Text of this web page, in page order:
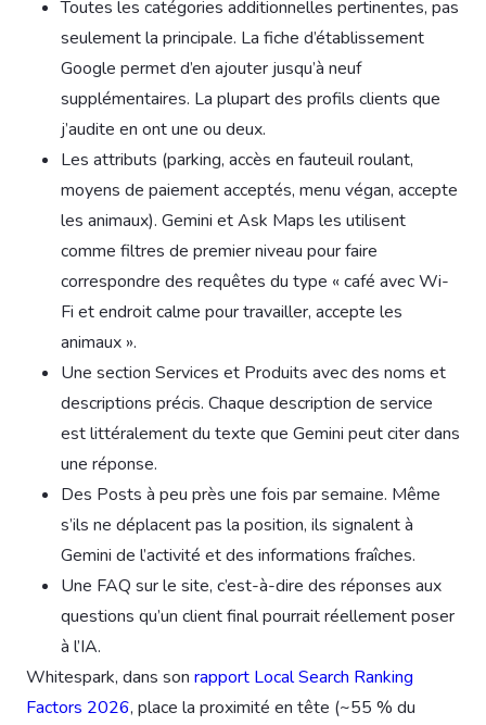
Toutes les catégories additionnelles pertinentes, pas
seulement la principale. La fiche d’établissement
Google permet d’en ajouter jusqu’à neuf
supplémentaires. La plupart des profils clients que
j’audite en ont une ou deux.
Les attributs (parking, accès en fauteuil roulant,
moyens de paiement acceptés, menu végan, accepte
les animaux). Gemini et Ask Maps les utilisent
comme filtres de premier niveau pour faire
correspondre des requêtes du type « café avec Wi-
Fi et endroit calme pour travailler, accepte les
animaux ».
Une section Services et Produits avec des noms et
descriptions précis. Chaque description de service
est littéralement du texte que Gemini peut citer dans
une réponse.
Des Posts à peu près une fois par semaine. Même
s’ils ne déplacent pas la position, ils signalent à
Gemini de l’activité et des informations fraîches.
Une FAQ sur le site, c’est-à-dire des réponses aux
questions qu’un client final pourrait réellement poser
à l’IA.
Whitespark, dans son rapport Local Search Ranking
Factors 2026, place la proximité en tête (~55 % du